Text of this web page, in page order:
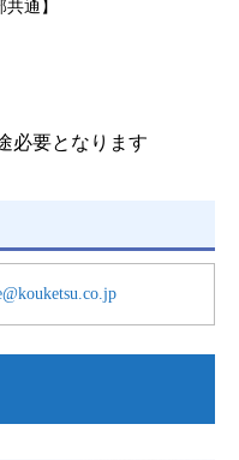
通】
必要となります